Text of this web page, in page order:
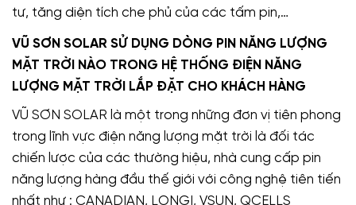
tư, tăng diện tích che phủ của các tấm pin,…
VŨ SƠN SOLAR SỬ DỤNG DÒNG PIN NĂNG LƯỢNG
MẶT TRỜI NÀO TRONG HỆ THỐNG ĐIỆN NĂNG
LƯỢNG MẶT TRỜI LẮP ĐẶT CHO KHÁCH HÀNG
VŨ SƠN SOLAR là một trong những đơn vị tiên phong
trong lĩnh vực điện năng lượng mặt trời là đối tác
chiến lược của các thường hiệu, nhà cung cấp pin
năng lượng hàng đầu thế giới với công nghệ tiên tiến
nhất như : CANADIAN, LONGI, VSUN, QCELLS